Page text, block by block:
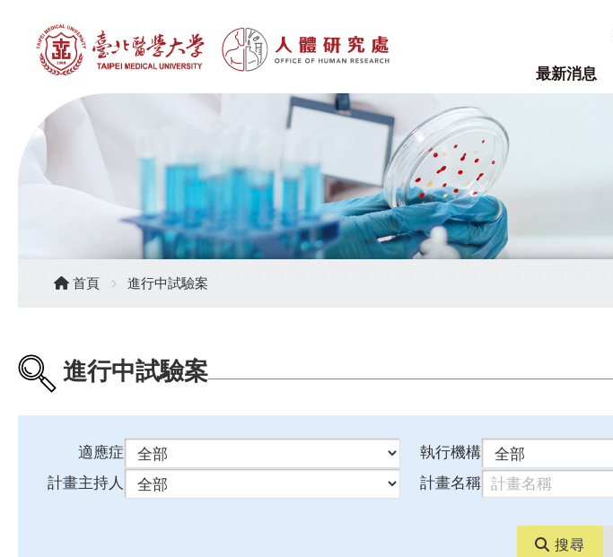
最新消息
首頁 進行中試驗案
進行中試驗案
適應症 執行機構
計畫主持人
計畫名稱
搜尋